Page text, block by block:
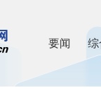
要闻 综